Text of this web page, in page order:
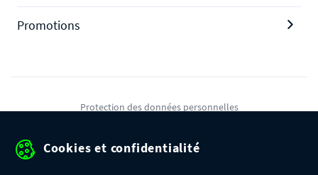
Promotions
Protection des données personnelles
Cookies et confidentialité